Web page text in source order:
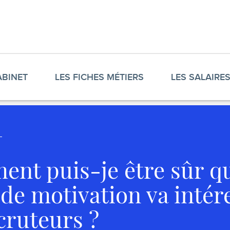
LES FICHES MÉTIERS LES SALAIRES
puis-je être sûr
motivation va
?